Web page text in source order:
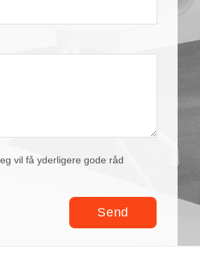
vil få yderligere gode råd